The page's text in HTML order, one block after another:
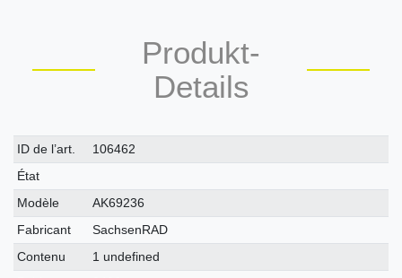
Produkt-
Details
Caractéristique
technique
Valeur
ID de l’art.
106462
État
Modèle
AK69236
Fabricant
SachsenRAD
Contenu
1 undefined